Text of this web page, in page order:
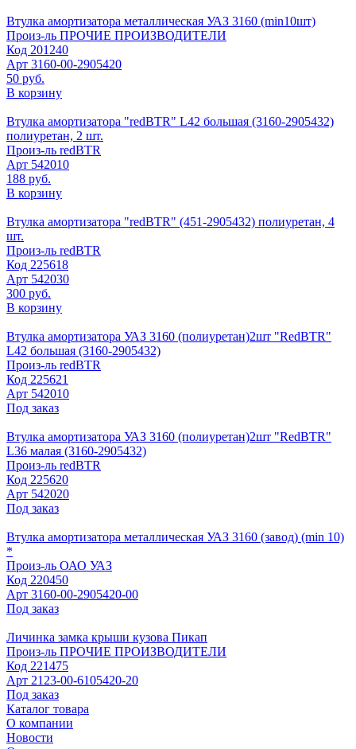
Втулка амортизатора металлическая УАЗ 3160 (min10шт)
Произ-ль ПРОЧИЕ ПРОИЗВОДИТЕЛИ
Код 201240
Арт 3160-00-2905420
50 руб.
В корзину
Втулка амортизатора "redBTR" L42 большая (3160-2905432)
полиуретан, 2 шт.
Произ-ль redBTR
Арт 542010
188 руб.
В корзину
Втулка амортизатора "redBTR" (451-2905432) полиуретан, 4
шт.
Произ-ль redBTR
Код 225618
Арт 542030
300 руб.
В корзину
Втулка амортизатора УАЗ 3160 (полиуретан)2шт "RedBTR"
L42 большая (3160-2905432)
Произ-ль redBTR
Код 225621
Арт 542010
Под заказ
Втулка амортизатора УАЗ 3160 (полиуретан)2шт "RedBTR"
L36 малая (3160-2905432)
Произ-ль redBTR
Код 225620
Арт 542020
Под заказ
Втулка амортизатора металлическая УАЗ 3160 (завод) (min 10)
*
Произ-ль ОАО УАЗ
Код 220450
Арт 3160-00-2905420-00
Под заказ
Личинка замка крыши кузова Пикап
Произ-ль ПРОЧИЕ ПРОИЗВОДИТЕЛИ
Код 221475
Арт 2123-00-6105420-20
Под заказ
Каталог товара
О компании
Новости